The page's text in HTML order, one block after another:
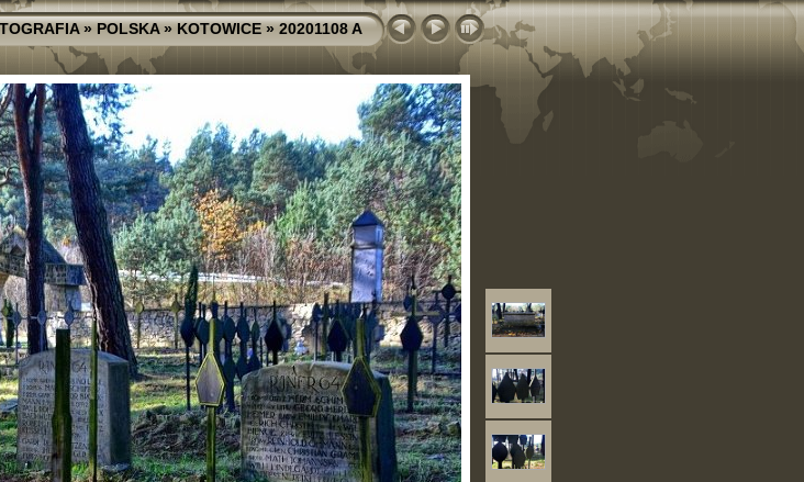
»POLSKA»KOTOWICE»20201108 A